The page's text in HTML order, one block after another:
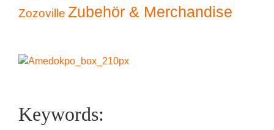
Zozoville Zubehör & Merchandise
Keywords: